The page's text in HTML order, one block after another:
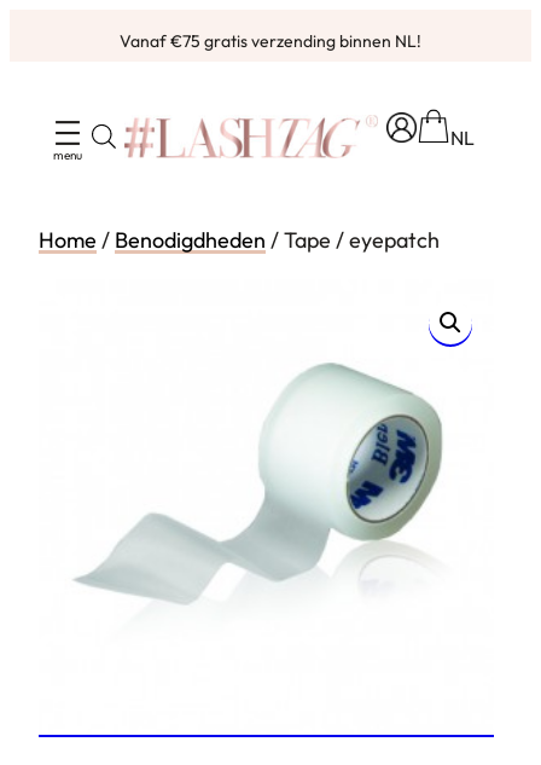
inhoud
Vanaf €75 gratis verzending binnen NL!
NL
Home / Benodigdheden / Tape / eyepatch